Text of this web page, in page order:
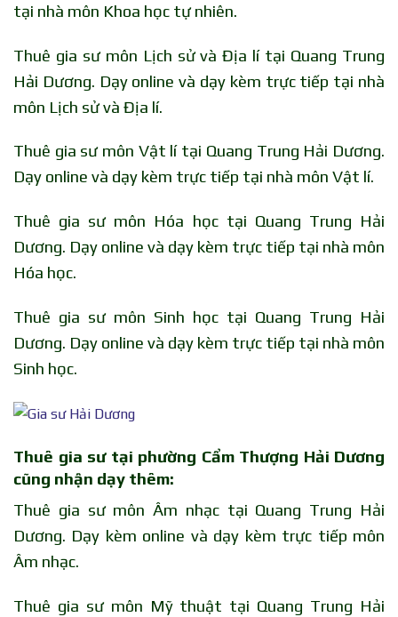
tại nhà môn Khoa học tự nhiên.
Thuê gia sư môn Lịch sử và Địa lí tại Quang Trung
Hải Dương. Dạy online và dạy kèm trực tiếp tại nhà
môn Lịch sử và Địa lí.
Thuê gia sư môn Vật lí tại Quang Trung Hải Dương.
Dạy online và dạy kèm trực tiếp tại nhà môn Vật lí.
Thuê gia sư môn Hóa học tại Quang Trung Hải
Dương. Dạy online và dạy kèm trực tiếp tại nhà môn
Hóa học.
Thuê gia sư môn Sinh học tại Quang Trung Hải
Dương. Dạy online và dạy kèm trực tiếp tại nhà môn
Sinh học.
Thuê gia sư tại phường Cẩm Thượng Hải Dương
cũng nhận dạy thêm:
Thuê gia sư môn Âm nhạc tại Quang Trung Hải
Dương. Dạy kèm online và dạy kèm trực tiếp môn
Âm nhạc.
Thuê gia sư môn Mỹ thuật tại Quang Trung Hải